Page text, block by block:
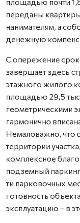
переданы
нанимателям, а
денежную
С опережение
завершает здесь
этажного жилого
площадью 29,5
геометрическими
гармонично
Немаловажно, что
территории
комплексное
подземный
ти парковочных
готовность
эксплуатацию – в